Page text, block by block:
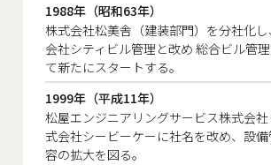
1988年（昭和63年）
株式会社松美舎（建装部門）を分社化
会社シティビル管理と改め 総合ビル管
て新たにスタートする。
1999年（平成11年）
松屋エンジニアリングサービス株式会社
式会社シービーケーに社名を改め、設
容の拡大を図る。